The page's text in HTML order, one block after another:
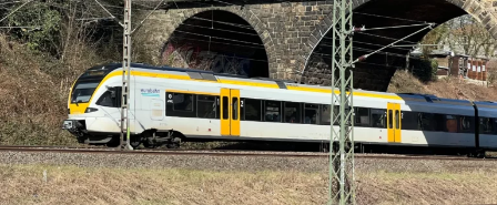
» Wirtschaft
Werbung
Datenschutz
Impressum